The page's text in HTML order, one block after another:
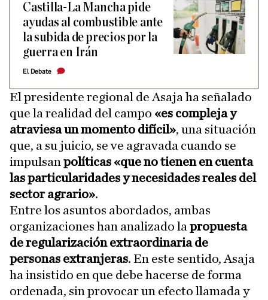
Castilla-La Mancha pide
ayudas al combustible ante
la subida de precios por la
guerra en Irán
El Debate
El presidente regional de Asaja ha señalado
que la realidad del campo «es compleja y
atraviesa un momento difícil», una situación
que, a su juicio, se ve agravada cuando se
impulsan políticas «que no tienen en cuenta
las particularidades y necesidades reales del
sector agrario».
Entre los asuntos abordados, ambas
organizaciones han analizado la propuesta
de regularización extraordinaria de
personas extranjeras. En este sentido, Asaja
ha insistido en que debe hacerse de forma
ordenada, sin provocar un efecto llamada y